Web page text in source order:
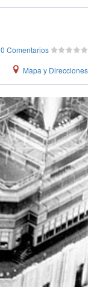
0 Comentarios
Mapa y Direcciones